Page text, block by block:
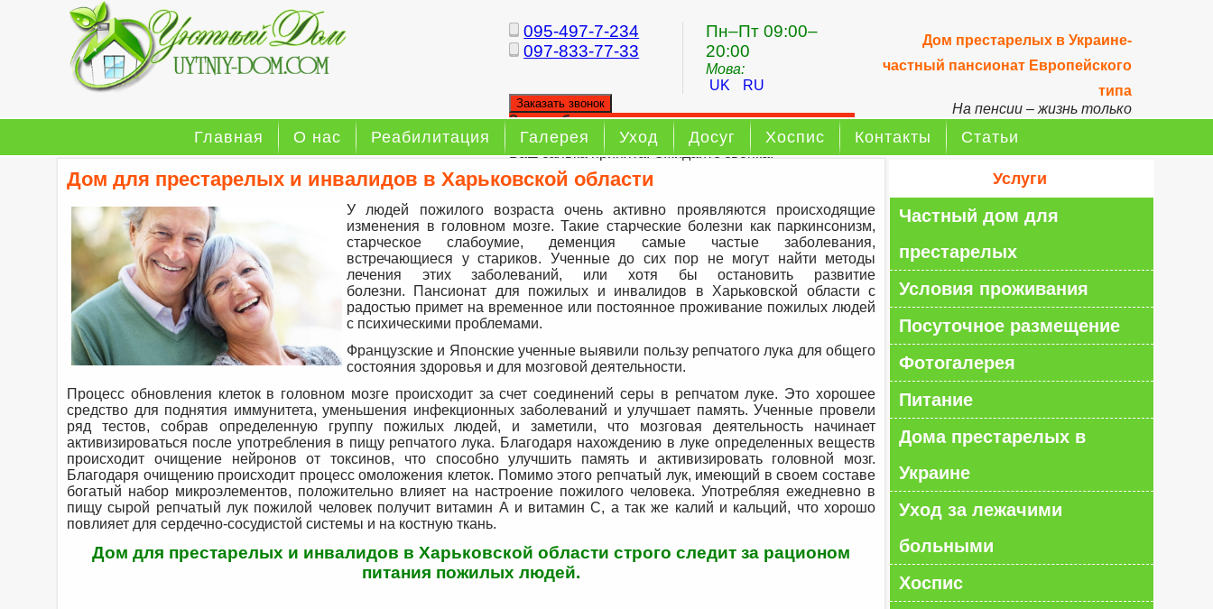
Дом престарелых в Украине-
частный пансионат Европейского
типа
На пенсии – жизнь только
095-497-7-234
097-833-77-33
Пн–Пт 09:00–
20:00
Мова:
UK
RU
Заказать звонок
Заказ обратного звонка
Ваш заявка принята. Ожидайте звонка.
Главная О нас Реабилитация Галерея Уход Досуг Хоспис Контакты Статьи
Дом для престарелых и инвалидов в Харьковской области
У людей пожилого возраста очень активно проявляются происходящие
изменения в головном мозге. Такие старческие болезни как паркинсонизм,
старческое слабоумие, деменция самые частые заболевания,
встречающиеся у стариков. Ученные до сих пор не могут найти методы
лечения этих заболеваний, или хотя бы остановить развитие
болезни. Пансионат для пожилых и инвалидов в Харьковской области с
радостью примет на временное или постоянное проживание пожилых людей
с психическими проблемами.
Французские и Японские ученные выявили пользу репчатого лука для общего
состояния здоровья и для мозговой деятельности.
Процесс обновления клеток в головном мозге происходит за счет соединений серы в репчатом луке. Это хорошее
средство для поднятия иммунитета, уменьшения инфекционных заболеваний и улучшает память. Ученные провели
ряд тестов, собрав определенную группу пожилых людей, и заметили, что мозговая деятельность начинает
активизироваться после употребления в пищу репчатого лука. Благодаря нахождению в луке определенных веществ
происходит очищение нейронов от токсинов, что способно улучшить память и активизировать головной мозг.
Благодаря очищению происходит процесс омоложения клеток. Помимо этого репчатый лук, имеющий в своем составе
богатый набор микроэлементов, положительно влияет на настроение пожилого человека. Употребляя ежедневно в
пищу сырой репчатый лук пожилой человек получит витамин А и витамин С, а так же калий и кальций, что хорошо
повлияет для сердечно-сосудистой системы и на костную ткань.
Дом для престарелых и инвалидов в Харьковской области строго следит за рационом
питания пожилых людей.
Услуги
Частный дом для
престарелых
Условия проживания
Посуточное размещение
Фотогалерея
Питание
Дома престарелых в
Украине
Уход за лежачими
больными
Хоспис